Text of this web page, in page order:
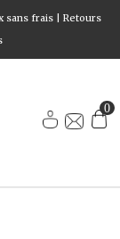
sans frais | Retours
0